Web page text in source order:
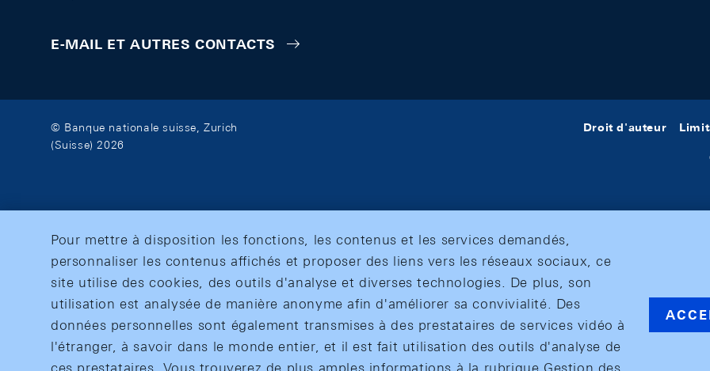
E-MAIL ET AUTRES CONTACTS
© Banque nationale suisse, Zurich
(Suisse) 2026
Droit d'auteur
Pour mettre à disposition les fonctions, les contenus et les services demandés,
personnaliser les contenus affichés et proposer des liens vers les réseaux sociaux, ce
site utilise des cookies, des outils d'analyse et diverses technologies. De plus, son
utilisation est analysée de manière anonyme afin d'améliorer sa convivialité. Des
données personnelles sont également transmises à des prestataires de services vidéo à
l'étranger, à savoir dans le monde entier, et il est fait utilisation des outils d'analyse de